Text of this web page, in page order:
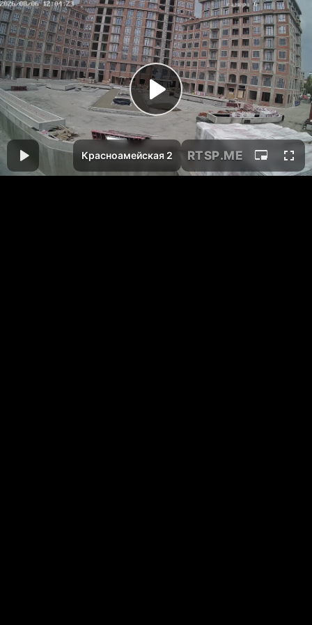
Красноамейская 2 RTSP.ME